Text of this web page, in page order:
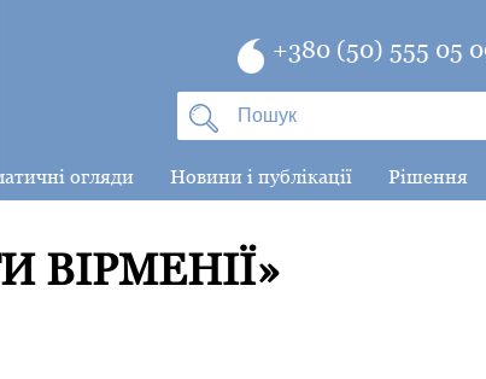
+380 (50) 555 05
огляди Новини і публікації Рішення
ВІРМЕНІЇ»